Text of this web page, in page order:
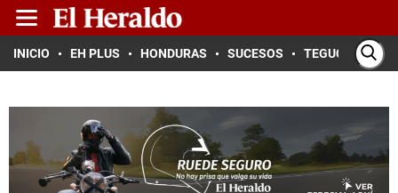
INICIO EH PLUS HONDURAS SUCESOS TEGUCIGALPA